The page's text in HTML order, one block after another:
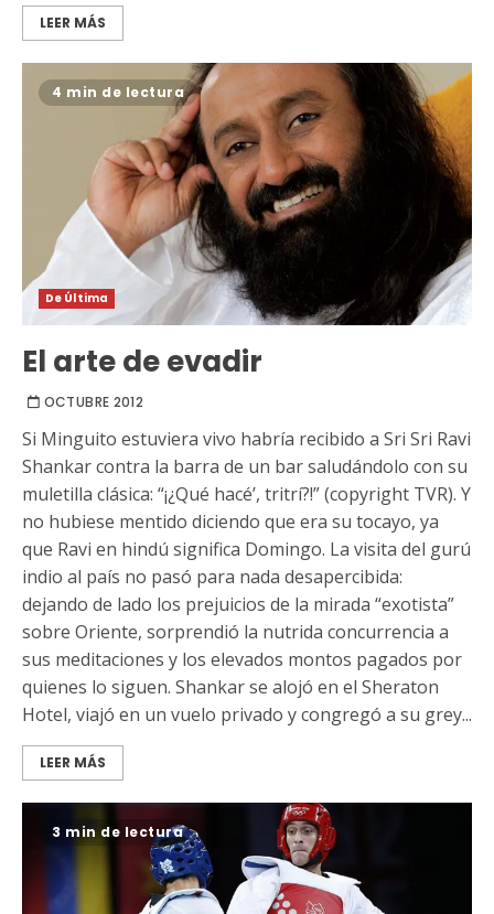
LEER MÁS
4 min de lectura
De Última
El arte de evadir
OCTUBRE 2012
Si Minguito estuviera vivo habría recibido a Sri Sri Ravi
Shankar contra la barra de un bar saludándolo con su
muletilla clásica: “¡¿Qué hacé’, tritrí?!” (copyright TVR). Y
no hubiese mentido diciendo que era su tocayo, ya
que Ravi en hindú significa Domingo. La visita del gurú
indio al país no pasó para nada desapercibida:
dejando de lado los prejuicios de la mirada “exotista”
sobre Oriente, sorprendió la nutrida concurrencia a
sus meditaciones y los elevados montos pagados por
quienes lo siguen. Shankar se alojó en el Sheraton
Hotel, viajó en un vuelo privado y congregó a su grey...
LEER MÁS
3 min de lectura